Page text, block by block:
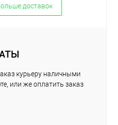
доставок
курьеру наличными
или же оплатить заказ